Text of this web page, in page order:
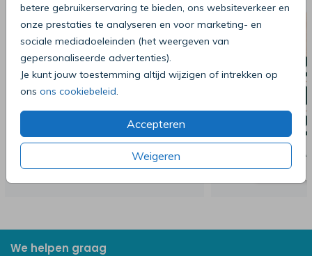
betere gebruikerservaring te bieden, ons websiteverkeer en
onze prestaties te analyseren en voor marketing- en
sociale mediadoeleinden (het weergeven van
gepersonaliseerde advertenties).
Je kunt jouw toestemming altijd wijzigen of intrekken op
ons ons cookiebeleid
Accepteren
Weigeren
We helpen graag